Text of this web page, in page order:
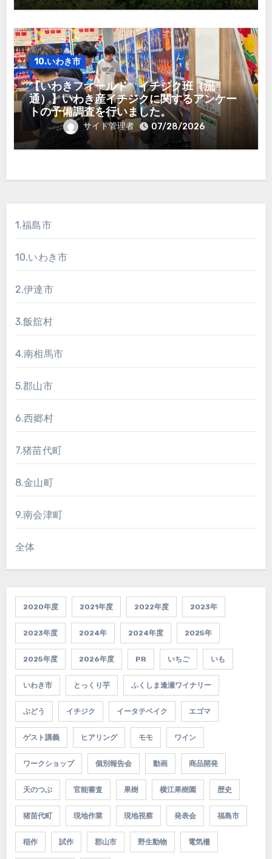
10.いわき市
【いわきフィールド イチジク班（流
通）】いわき産イチジクに関するアンケー
トの予備調査を行いました。
サイト管理者 07/28/2026
1.福島市
10.いわき市
2.伊達市
3.飯舘村
4.南相馬市
5.郡山市
6.西郷村
7.猪苗代町
8.金山町
9.南会津町
全体
2020年度 2021年度 2022年度 2023年
2023年度 2024年 2024年度 2025年
2025年度 2026年度 PR いちご いも
いわき市 とっくり芋 ふくしま逢瀬ワイナリー
ぶどう イチジク イータテベイク エゴマ
ゲスト講義 ヒアリング モモ ワイン
ワークショップ 個別報告会 動画 商品開発
天のつぶ 官能審査 果樹 横江果樹園 歴史
猪苗代町 現地作業 現地視察 発表会 福島市
稲作 試作 郡山市 野生動物 電気柵